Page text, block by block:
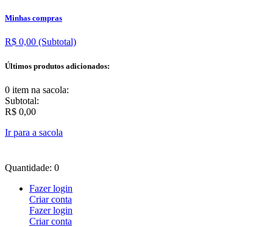
Minhas compras
R$ 0,00 (Subtotal)
Últimos produtos adicionados:
0 item na sacola:
Subtotal:
R$ 0,00
Ir para a sacola
Quantidade: 0
Fazer login
Criar conta
Fazer login
Criar conta